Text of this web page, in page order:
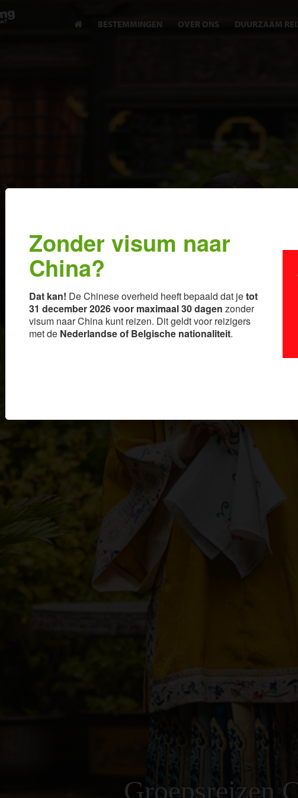
BESTEMMINGEN OVER ONS DUURZAAM
Groepsreizen
Zonder visum naar
China?
Dat kan! De Chinese overheid heeft bepaald dat jetot
31 december 2026 voor maximaal 30 dagen zonder
visum naar China kunt reizen. Dit geldt voor reizigers
met de Nederlandse of Belgische nationaliteit.